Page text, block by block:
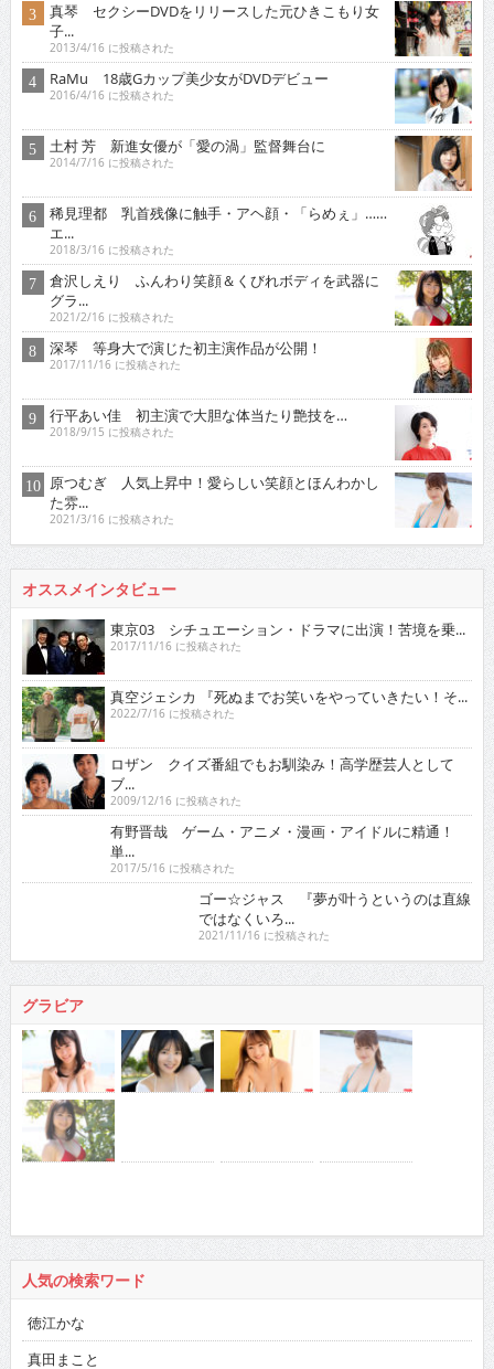
真琴 セクシーDVDをリリースした元ひきこもり女
子...
2013/4/16 に投稿された
RaMu 18歳Gカップ美少女がDVDデビュー
2016/4/16 に投稿された
土村 芳 新進女優が「愛の渦」監督舞台に
2014/7/16 に投稿された
稀見理都 乳首残像に触手・アヘ顔・「らめぇ」……
エ...
2018/3/16 に投稿された
倉沢しえり ふんわり笑顔＆くびれボディを武器に
グラ...
2021/2/16 に投稿された
深琴 等身大で演じた初主演作品が公開！
2017/11/16 に投稿された
行平あい佳 初主演で大胆な体当たり艶技を…
2018/9/15 に投稿された
原つむぎ 人気上昇中！愛らしい笑顔とほんわかし
た雰...
2021/3/16 に投稿された
オススメインタビュー
東京03 シチュエーション・ドラマに出演！苦境を乗...
2017/11/16 に投稿された
真空ジェシカ 『死ぬまでお笑いをやっていきたい！そ...
2022/7/16 に投稿された
ロザン クイズ番組でもお馴染み！高学歴芸人として
ブ...
2009/12/16 に投稿された
有野晋哉 ゲーム・アニメ・漫画・アイドルに精通！
単...
2017/5/16 に投稿された
ゴー☆ジャス 『夢が叶うというのは直線ではなくい
2021/11/16 に投稿された
グラビア
人気の検索ワード
徳江かな
真田まこと